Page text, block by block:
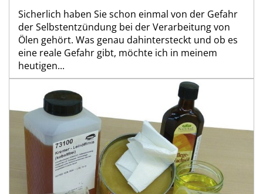
Sicherlich haben Sie schon einmal von der Gefahr
der Selbstentzündung bei der Verarbeitung von
Ölen gehört. Was genau dahintersteckt und ob es
eine reale Gefahr gibt, möchte ich in meinem
heutigen...